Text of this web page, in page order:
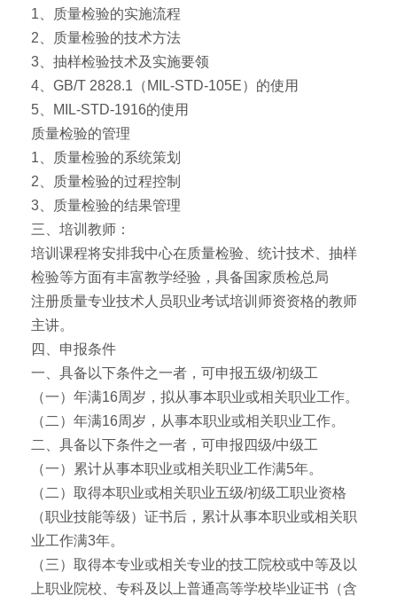
1、质量检验的实施流程
2、质量检验的技术方法
3、抽样检验技术及实施要领
4、GB/T 2828.1（MIL-STD-105E）的使用
5、MIL-STD-1916的使用
质量检验的管理
1、质量检验的系统策划
2、质量检验的过程控制
3、质量检验的结果管理
三、培训教师：
培训课程将安排我中心在质量检验、统计技术、抽样
检验等方面有丰富教学经验，具备国家质检总局
注册质量专业技术人员职业考试培训师资资格的教师
主讲。
四、申报条件
一、具备以下条件之一者，可申报五级/初级工
（一）年满16周岁，拟从事本职业或相关职业工作。
（二）年满16周岁，从事本职业或相关职业工作。
二、具备以下条件之一者，可申报四级/中级工
（一）累计从事本职业或相关职业工作满5年。
（二）取得本职业或相关职业五级/初级工职业资格
（职业技能等级）证书后，累计从事本职业或相关职
业工作满3年。
（三）取得本专业或相关专业的技工院校或中等及以
上职业院校、专科及以上普通高等学校毕业证书（含